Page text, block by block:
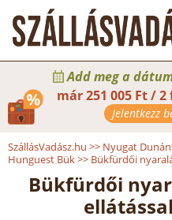
Add meg a
már251 005 Ft /
Jelentkezz
SzállásVadász.hu >> Nyugat
Hunguest Bük>> Bükfürdői
Bükfürdői